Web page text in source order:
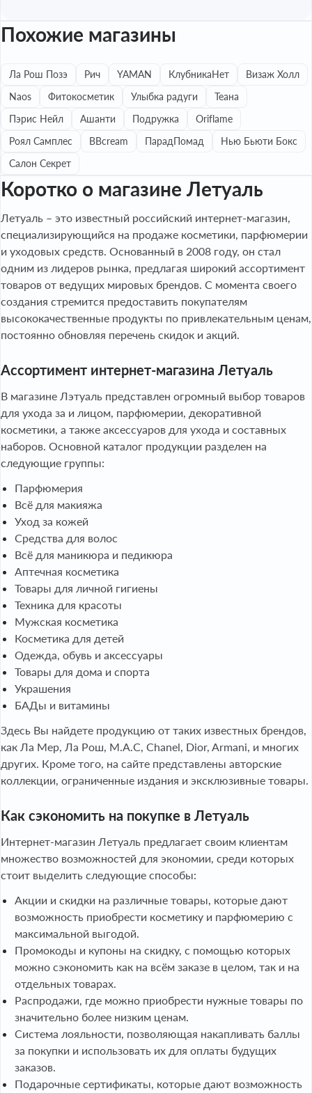
Похожие магазины
Ла Рош Позэ Рич YAMAN КлубникаНет
Визаж Холл
Naos
Фитокосметик Улыбка радуги
Теана
Пэрис Нейл
Ашанти Подружка
Oriflame
Роял Самплес
BBcream ПарадПомад
Нью Бьюти Бокс
Салон Секрет
Коротко о магазине Летуаль
Летуаль – это известный российский интернет-магазин,
специализирующийся на продаже косметики, парфюмерии
и уходовых средств. Основанный в 2008 году, он стал
одним из лидеров рынка, предлагая широкий ассортимент
товаров от ведущих мировых брендов. С момента своего
создания стремится предоставить покупателям
высококачественные продукты по привлекательным ценам,
постоянно обновляя перечень скидок и акций.
Ассортимент интернет-магазина Летуаль
В магазине Лэтуаль представлен огромный выбор товаров
для ухода за и лицом, парфюмерии, декоративной
косметики, а также аксессуаров для ухода и составных
наборов. Основной каталог продукции разделен на
следующие группы:
Парфюмерия
Всё для макияжа
Уход за кожей
Средства для волос
Всё для маникюра и педикюра
Аптечная косметика
Товары для личной гигиены
Техника для красоты
Мужская косметика
Косметика для детей
Одежда, обувь и аксессуары
Товары для дома и спорта
Украшения
БАДы и витамины
Здесь Вы найдете продукцию от таких известных брендов,
как Ла Мер, Ла Рош, М.А.С, Chanel, Dior, Armani, и многих
других. Кроме того, на сайте представлены авторские
коллекции, ограниченные издания и эксклюзивные товары.
Как сэкономить на покупке в Летуаль
Интернет-магазин Летуаль предлагает своим клиентам
множество возможностей для экономии, среди которых
стоит выделить следующие способы:
Акции и скидки на различные товары, которые дают
возможность приобрести косметику и парфюмерию с
максимальной выгодой.
Промокоды и купоны на скидку, с помощью которых
можно сэкономить как на всём заказе в целом, так и на
отдельных товарах.
Распродажи, где можно приобрести нужные товары по
значительно более низким ценам.
Система лояльности, позволяющая накапливать баллы
за покупки и использовать их для оплаты будущих
заказов.
Подарочные сертификаты, которые дают возможность